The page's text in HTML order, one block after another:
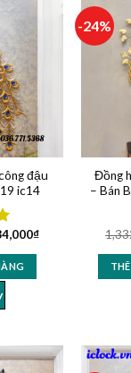
đậu
ic14
₫
-24%
Đồng
– Bán